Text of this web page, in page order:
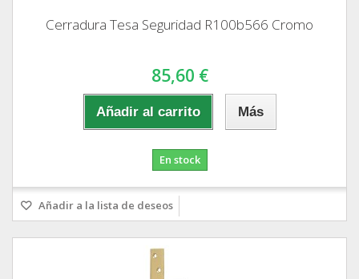
Cerradura Tesa Seguridad R100b566 Cromo
85,60 €
Añadir al carrito Más
En stock
Añadir a la lista de deseos